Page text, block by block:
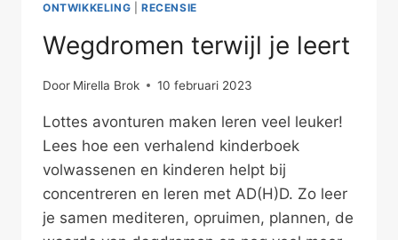
ONTWIKKELING RECENSIE
Wegdromen terwijl je leert
Door Mirella Brok 10 februari 2023
Lottes avonturen maken leren veel leuker!
Lees hoe een verhalend kinderboek
volwassenen en kinderen helpt bij
concentreren en leren met AD(H)D. Zo leer
je samen mediteren, opruimen, plannen, de